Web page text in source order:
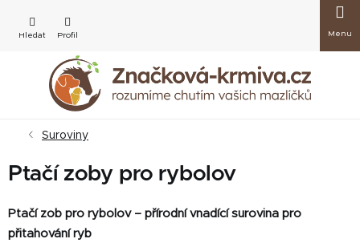
obsah
košík
Suroviny
Ptačí zoby pro rybolov
Ptačí zob pro rybolov – přírodní vnadící surovina pro
přitahování ryb